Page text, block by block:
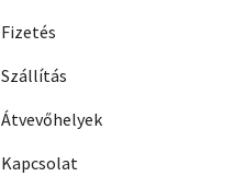
Fizetés
Szállítás
Átvevőhelyek
Kapcsolat